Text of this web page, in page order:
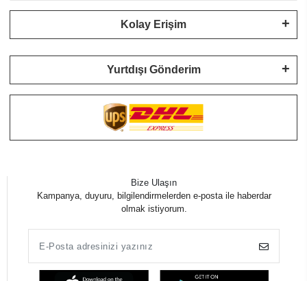
Kolay Erişim
Yurtdışı Gönderim
Bize Ulaşın
Kampanya, duyuru, bilgilendirmelerden e-posta ile haberdar
olmak istiyorum.